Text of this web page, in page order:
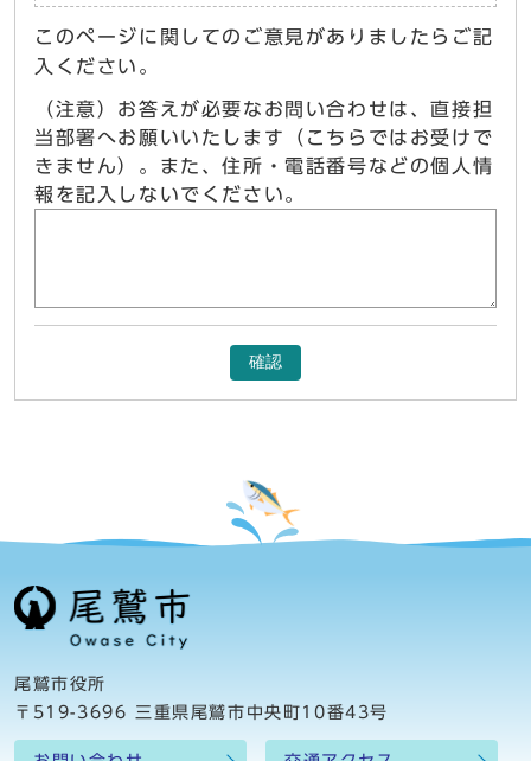
このページに関してのご意見がありましたらご記
入ください。
（注意）お答えが必要なお問い合わせは、直接担
当部署へお願いいたします（こちらではお受けで
きません）。また、住所・電話番号などの個人情
報を記入しないでください。
確認
尾鷲市役所
〒519-3696 三重県尾鷲市中央町10番43号